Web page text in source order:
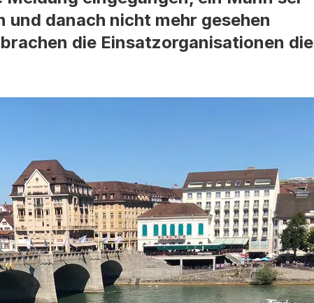
danach nicht mehr gesehen
die Einsatzorganisationen die